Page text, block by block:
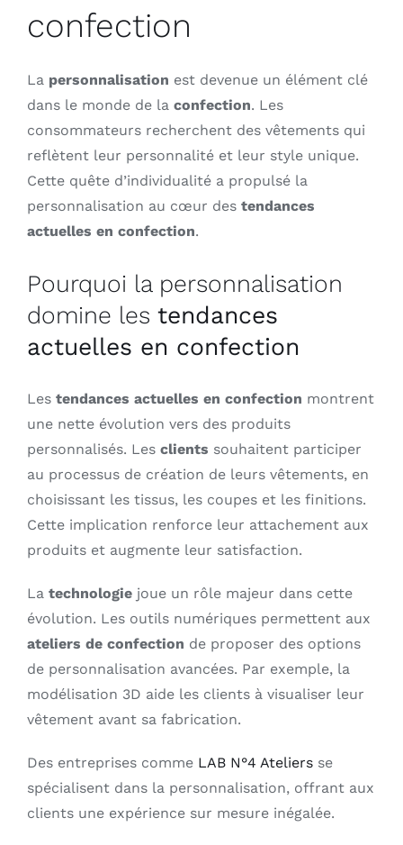
confection
La personnalisation est devenue un élément clé
dans le monde de la confection. Les
consommateurs recherchent des vêtements qui
reflètent leur personnalité et leur style unique.
Cette quête d’individualité a propulsé la
personnalisation au cœur des tendances
actuelles en confection.
Pourquoi la personnalisation
domine les tendances
actuelles en confection
Les tendances actuelles en confection montrent
une nette évolution vers des produits
personnalisés. Les clients souhaitent participer
au processus de création de leurs vêtements, en
choisissant les tissus, les coupes et les finitions.
Cette implication renforce leur attachement aux
produits et augmente leur satisfaction.
La technologiejoue un rôle majeur dans cette
évolution. Les outils numériques permettent aux
ateliers de confection de proposer des options
de personnalisation avancées. Par exemple, la
modélisation 3D aide les clients à visualiser leur
vêtement avant sa fabrication.
Des entreprises comme LAB N°4 Ateliersse
spécialisent dans la personnalisation, offrant aux
clients une expérience sur mesure inégalée.